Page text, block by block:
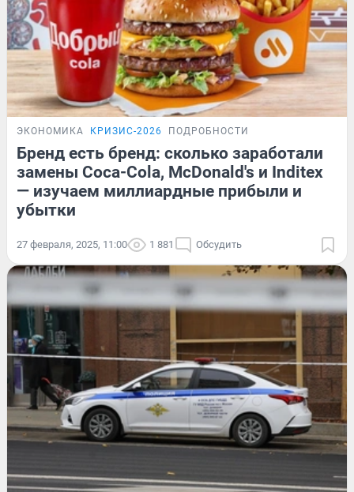
ЭКОНОМИКА КРИЗИС-2026 ПОДРОБНОСТИ
Бренд есть бренд: сколько заработали
замены Coca-Cola, McDonald's и Inditex
— изучаем миллиардные прибыли и
убытки
27 февраля, 2025, 11:00 1 881 Обсудить